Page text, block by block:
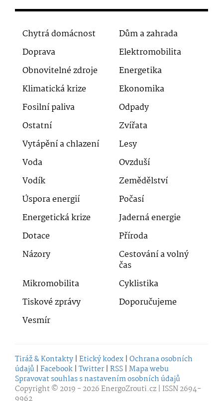
Chytrá domácnost
Dům a zahrada
Doprava
Elektromobilita
Obnovitelné zdroje
Energetika
Klimatická krize
Ekonomika
Fosilní paliva
Odpady
Ostatní
Zvířata
Vytápění a chlazení
Lesy
Voda
Ovzduší
Vodík
Zemědělství
Úspora energií
Počasí
Energetická krize
Jaderná energie
Dotace
Příroda
Názory
Cestování a volný
čas
Mikromobilita
Cyklistika
Tiskové zprávy
Doporučujeme
Vesmír
Tiráž & Kontakty | Etický kodex | Ochrana osobních
údajů | Facebook | Twitter | RSS | Mapa webu
Spravovat souhlas s nastavením osobních údajů
Copyright © 2019 - 2026EnergoZrouti.cz | ISSN 2694-